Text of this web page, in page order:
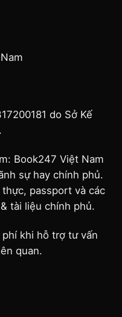
do Sở Kế
Book247 Việt Nam
sự hay chính phủ.
passport và các
tài liệu chính phủ.
khi hỗ trợ tư vấn
quan.